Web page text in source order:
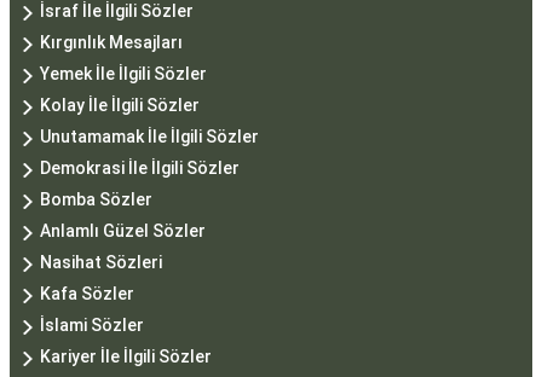
İsraf İle İlgili Sözler
Kırgınlık Mesajları
Yemek İle İlgili Sözler
Kolay İle İlgili Sözler
Unutamamak İle İlgili Sözler
Demokrasi İle İlgili Sözler
Bomba Sözler
Anlamlı Güzel Sözler
Nasihat Sözleri
Kafa Sözler
İslami Sözler
Kariyer İle İlgili Sözler